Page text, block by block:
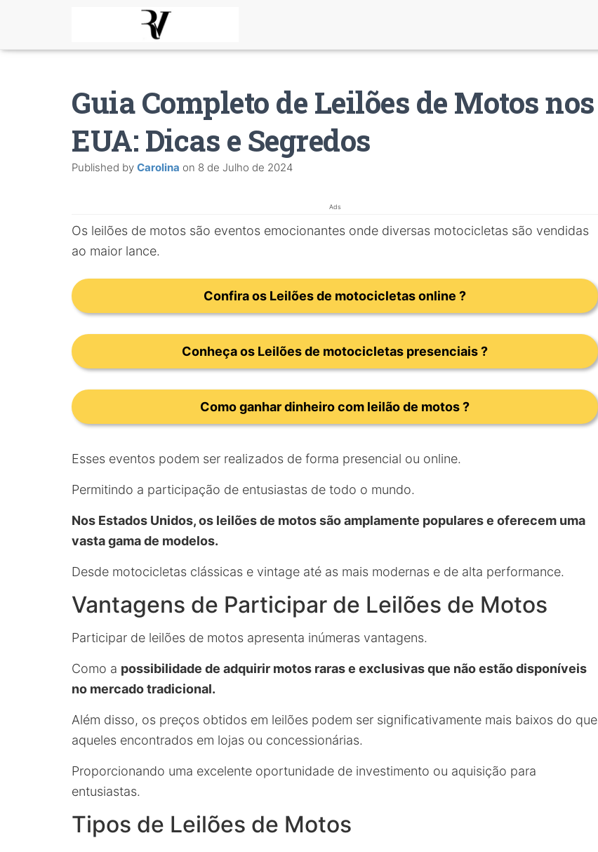
Guia Completo de Leilões de Motos nos
EUA: Dicas e Segredos
Published by Carolina on 8 de Julho de 2024
Ads
Os leilões de motos são eventos emocionantes onde diversas motocicletas são vendidas
ao maior lance.
Confira os Leilões de motocicletas online ?
Conheça os Leilões de motocicletas presenciais ?
Como ganhar dinheiro com leilão de motos ?
Esses eventos podem ser realizados de forma presencial ou online.
Permitindo a participação de entusiastas de todo o mundo.
Nos Estados Unidos, os leilões de motos são amplamente populares e oferecem uma
vasta gama de modelos.
Desde motocicletas clássicas e vintage até as mais modernas e de alta performance.
Vantagens de Participar de Leilões de Motos
Participar de leilões de motos apresenta inúmeras vantagens.
Como a possibilidade de adquirir motos raras e exclusivas que não estão disponíveis
no mercado tradicional.
Além disso, os preços obtidos em leilões podem ser significativamente mais baixos do que
aqueles encontrados em lojas ou concessionárias.
Proporcionando uma excelente oportunidade de investimento ou aquisição para
entusiastas.
Tipos de Leilões de Motos